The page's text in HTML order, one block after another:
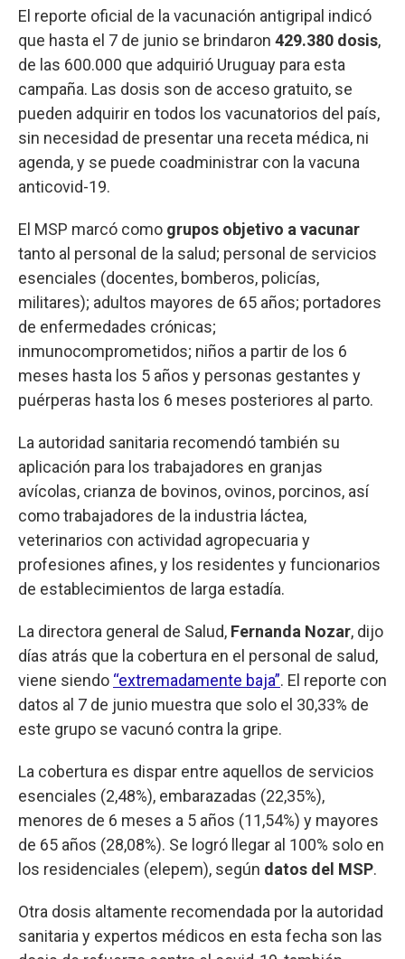
El reporte oficial de la vacunación antigripal indicó
que hasta el 7 de junio se brindaron 429.380 dosis,
de las 600.000 que adquirió Uruguay para esta
campaña. Las dosis son de acceso gratuito, se
pueden adquirir en todos los vacunatorios del país,
sin necesidad de presentar una receta médica, ni
agenda, y se puede coadministrar con la vacuna
anticovid-19.
El MSP marcó como grupos objetivo a vacunar
tanto al personal de la salud; personal de servicios
esenciales (docentes, bomberos, policías,
militares); adultos mayores de 65 años; portadores
de enfermedades crónicas;
inmunocomprometidos; niños a partir de los 6
meses hasta los 5 años y personas gestantes y
puérperas hasta los 6 meses posteriores al parto.
La autoridad sanitaria recomendó también su
aplicación para los trabajadores en granjas
avícolas, crianza de bovinos, ovinos, porcinos, así
como trabajadores de la industria láctea,
veterinarios con actividad agropecuaria y
profesiones afines, y los residentes y funcionarios
de establecimientos de larga estadía.
La directora general de Salud, Fernanda Nozar, dijo
días atrás que la cobertura en el personal de salud,
viene siendo “extremadamente baja”. El reporte con
datos al 7 de junio muestra que solo el 30,33% de
este grupo se vacunó contra la gripe.
La cobertura es dispar entre aquellos de servicios
esenciales (2,48%), embarazadas (22,35%),
menores de 6 meses a 5 años (11,54%) y mayores
de 65 años (28,08%). Se logró llegar al 100% solo en
los residenciales (elepem), según datos del MSP.
Otra dosis altamente recomendada por la autoridad
sanitaria y expertos médicos en esta fecha son las